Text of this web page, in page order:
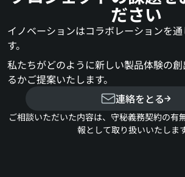
ださい
イノベーションはコラボレーションを
す。
私たちがどのように新しい製品体験の
るかご提案いたします。
連絡をとる
ご相談いただいた内容は、守秘義務契約の有
報として取り扱いいたします